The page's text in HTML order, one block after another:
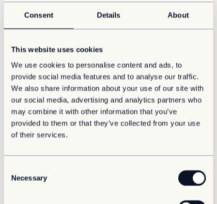
Consent Details About
This website uses cookies
We use cookies to personalise content and ads, to
provide social media features and to analyse our traffic.
We also share information about your use of our site with
our social media, advertising and analytics partners who
may combine it with other information that you’ve
provided to them or that they’ve collected from your use
of their services.
Necessary
deras öppna och flexibla inställning till våra unika
behov. Vi behövde göra stora och genomgripande
vilket innebär att patienterna även bor här. Dessutom
har man en akutmottagning som är öppen dygnet runt.
För att göra om kontorsmoduler till en vårdavdelning
krävdes naturligt nog en hel del ändringar.
– Vi har gjort om stora delar av planlösningen och bland
annat inrett sju patient-sovrum och fått extra toaletter.
Dessutom har vi bytt till säkerhetsklassade fönster och
Resultatet är en bra lösning i väntan på vår permanenta
byggnad. Den funkar fint och personalen är nöjd.